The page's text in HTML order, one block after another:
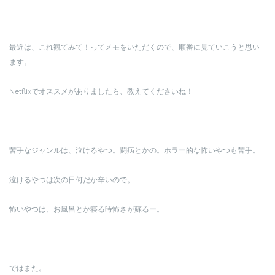
最近は、これ観てみて！ってメモをいただくので、順番に見ていこうと思い
ます。
Netflixでオススメがありましたら、教えてくださいね！
苦手なジャンルは、泣けるやつ。闘病とかの。ホラー的な怖いやつも苦手。
泣けるやつは次の日何だか辛いので。
怖いやつは、お風呂とか寝る時怖さが蘇るー。
ではまた。